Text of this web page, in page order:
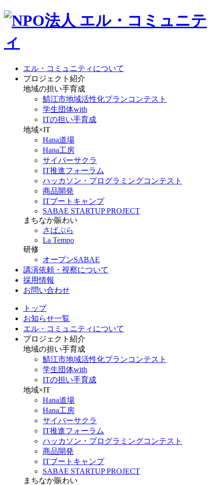
エル・コミュニティについて
プロジェクト紹介
地域の担い手育成
鯖江市地域活性化プランコンテスト
学生団体with
ITの担い手育成
地域×IT
Hana道場
Hana工房
サイバーサクラ
IT推進フォーラム
ハッカソン・プログラミングコンテスト
商品開発
ITブートキャンプ
SABAE STARTUP PROJECT
まちなか賑わい
さばぷら
La Tempo
研修
オープンSABAE
講演依頼・視察について
採用情報
お問い合わせ
トップ
お知らせ一覧
エル・コミュニティについて
プロジェクト紹介
地域の担い手育成
鯖江市地域活性化プランコンテスト
学生団体with
ITの担い手育成
地域×IT
Hana道場
Hana工房
サイバーサクラ
IT推進フォーラム
ハッカソン・プログラミングコンテスト
商品開発
ITブートキャンプ
SABAE STARTUP PROJECT
まちなか賑わい